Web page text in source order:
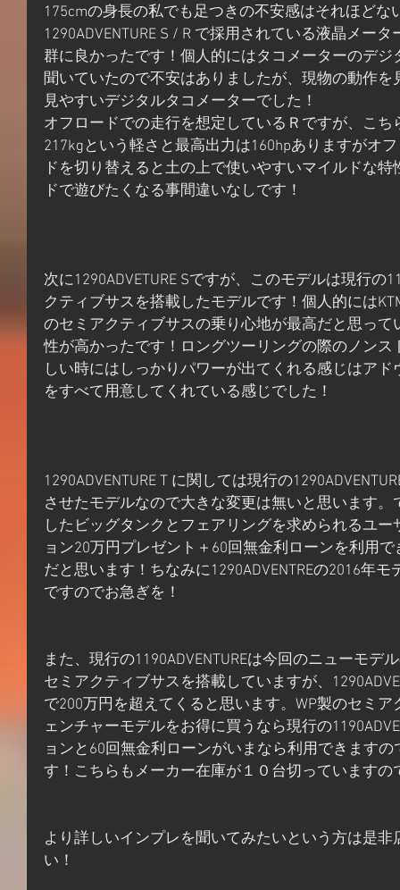
175cmの身長の私でも足つきの不安感はそれほどな
1290ADVENTURE S / R で採用されている液晶メー
群に良かったです！個人的にはタコメーターのデ
聞いていたので不安はありましたが、現物の動作
見やすいデジタルタコメーターでした！
オフロードでの走行を想定しているＲですが、こ
217kgという軽さと最高出力は160hpありますがオ
ドを切り替えると土の上で使いやすいマイルドな
ドで遊びたくなる事間違いなしです！
次に1290ADVETURE Sですが、このモデルは現行の
クティブサスを搭載したモデルです！個人的には
のセミアクティブサスの乗り心地が最高だと思っ
性が高かったです！ロングツーリングの際のノン
しい時にはしっかりパワーが出てくれる感じはア
をすべて用意してくれている感じでした！
1290ADVENTURE T に関しては現行の
させたモデルなので大きな変更は無いと思います
したビッグタンクとフェアリングを求められるユ
ョン20万円プレゼント＋60回無金利ローンを利用
だと思います！ちなみに1290ADVENTREの2016年
ですのでお急ぎを！
また、現行の1190ADVENTUREは今回のニューモデ
セミアクティブサスを搭載していますが、
で200万円を超えてくると思います。WP製のセミ
ェンチャーモデルをお得に買うなら現行の
ョンと60回無金利ローンがいまなら利用できます
す！こちらもメーカー在庫が１０台切っています
より詳しいインプレを聞いてみたいという方は是
い！